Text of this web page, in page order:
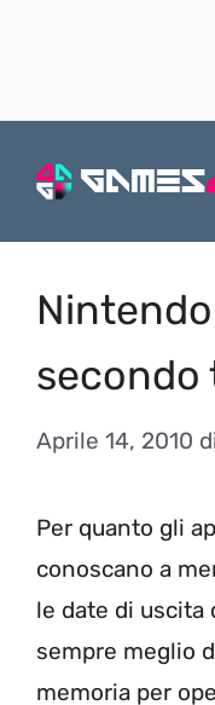
secondo
Aprile 14, 2010
Per quanto gli
conoscano a
le date di
sempre meglio
memoria per